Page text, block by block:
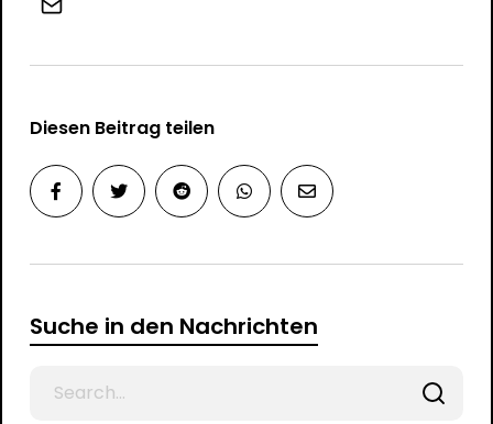
Diesen Beitrag teilen
Suche in den Nachrichten